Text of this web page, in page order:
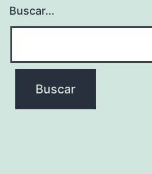
Buscar...